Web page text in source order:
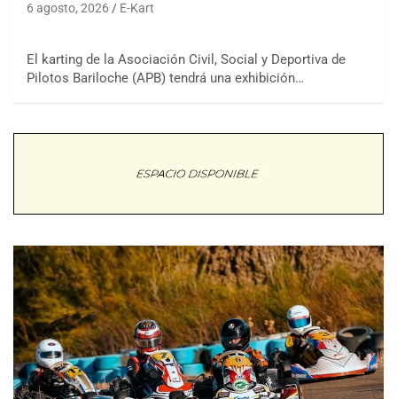
6 agosto, 2026 E-Kart
El karting de la Asociación Civil, Social y Deportiva de
Pilotos Bariloche (APB) tendrá una exhibición…